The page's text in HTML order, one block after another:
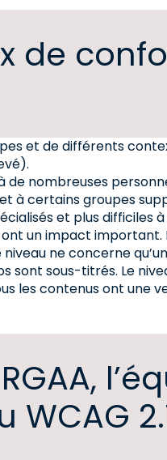
de
et de différents
nombreuses
à certains groupes
et plus difficiles
un impact important.
ne concerne
sont sous-titrés. Le
les contenus ont une